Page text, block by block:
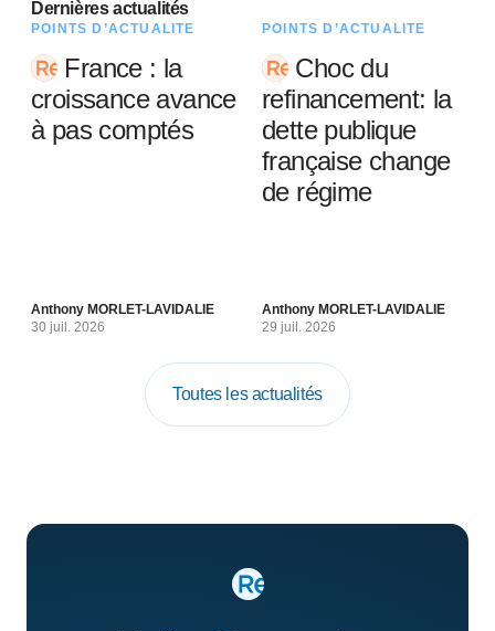
Dernières actualités
POINTS D’ACTUALITÉ
France : la
croissance avance
à pas comptés
Anthony MORLET-LAVIDALIE
30 juil. 2026
POINTS D’ACTUALITÉ
Choc du
refinancement: la
dette publique
française change
de régime
Anthony MORLET-LAVIDALIE
29 juil. 2026
Toutes les actualités